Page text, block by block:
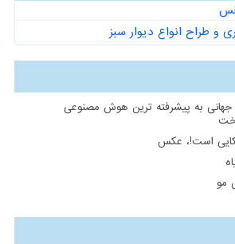
و طراح انواع دیوار سبز
به پیشرفته ترین هوش مصنوعی
است!، عکس
مو